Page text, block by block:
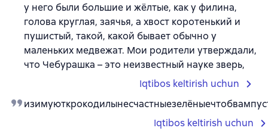
у него были большие и жёлтые, как у филина,
голова круглая, заячья, а хвост коротенький и
пушистый, такой, какой бывает обычно у
маленьких медвежат. Мои родители утверждали,
что Чебурашка – это неизвестный науке зверь,
Iqtibos keltirish uchun
Iqtibos keltirish uchun